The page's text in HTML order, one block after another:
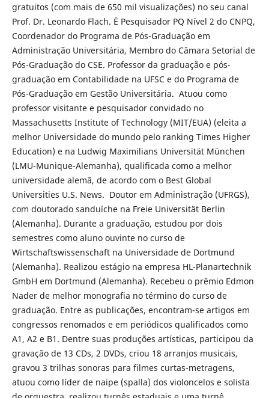
gratuitos (com mais de 650 mil visualizações) no seu canal
Prof. Dr. Leonardo Flach. É Pesquisador PQ Nível 2 do CNPQ,
Coordenador do Programa de Pós-Graduação em
Administração Universitária, Membro do Câmara Setorial de
Pós-Graduação do CSE. Professor da graduação e pós-
graduação em Contabilidade na UFSC e do Programa de
Pós-Graduação em Gestão Universitária. Atuou como
professor visitante e pesquisador convidado no
Massachusetts Institute of Technology (MIT/EUA) (eleita a
melhor Universidade do mundo pelo ranking Times Higher
Education) e na Ludwig Maximilians Universität München
(LMU-Munique-Alemanha), qualificada como a melhor
universidade alemã, de acordo com o Best Global
Universities U.S. News. Doutor em Administração (UFRGS),
com doutorado sanduíche na Freie Universität Berlin
(Alemanha). Durante a graduação, estudou por dois
semestres como aluno ouvinte no curso de
Wirtschaftswissenschaft na Universidade de Dortmund
(Alemanha). Realizou estágio na empresa HL-Planartechnik
GmbH em Dortmund (Alemanha). Recebeu o prêmio Edmon
Nader de melhor monografia no término do curso de
graduação. Entre as publicações, encontram-se artigos em
congressos renomados e em periódicos qualificados como
A1, A2 e B1. Dentre suas produções artísticas, participou da
gravação de 13 CDs, 2 DVDs, criou 18 arranjos musicais,
gravou 3 trilhas sonoras para filmes curtas-metragens,
atuou como líder de naipe (spalla) dos violoncelos e solista